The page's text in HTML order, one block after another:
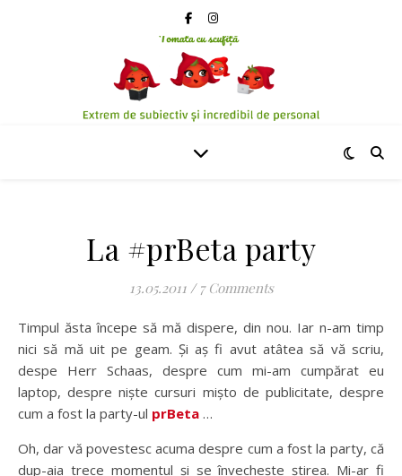
La #prBeta party
13.05.2011 / 7 Comments
Timpul ăsta începe să mă dispere, din nou. Iar n-am timp
nici să mă uit pe geam. Și aș fi avut atâtea să vă scriu,
despe Herr Schaas, despre cum mi-am cumpărat eu
laptop, despre niște cursuri mișto de publicitate, despre
cum a fost la party-ul prBeta …
Oh, dar vă povestesc acuma despre cum a fost la party, că
dup-aia trece momentul și se învechește știrea. Mi-ar fi